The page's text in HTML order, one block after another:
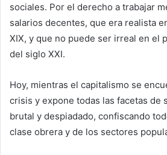
sociales. Por el derecho a trabajar
salarios decentes, que era realista
XIX, y que no puede ser irreal en el
del siglo XXI.
Hoy, mientras el capitalismo se
crisis y expone todas las facetas de
brutal y despiadado, confiscando
clase obrera y de los sectores